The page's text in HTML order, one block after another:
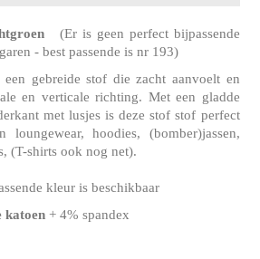
(Er is geen perfect bijpassende
- best passende is nr 193)
gebreide stof die zacht aanvoelt en
en verticale richting. Met een gladde
met lusjes is deze stof stof perfect
hoodies, (bomber)jassen,
(T-shirts ook nog net).
kleur is beschikbaar
katoen + 4% spandex